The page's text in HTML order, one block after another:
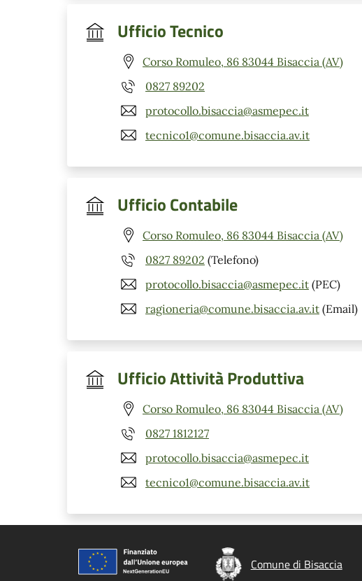
Ufficio Tecnico
Corso Romuleo, 86 83044 Bisaccia (AV)
0827 89202
protocollo.bisaccia@asmepec.it
tecnico1@comune.bisaccia.av.it
Ufficio Contabile
Corso Romuleo, 86 83044 Bisaccia (AV)
0827 89202 (Telefono)
protocollo.bisaccia@asmepec.it (PEC)
ragioneria@comune.bisaccia.av.it (Email)
Ufficio Attività Produttiva
Corso Romuleo, 86 83044 Bisaccia (AV)
0827 1812127
protocollo.bisaccia@asmepec.it
tecnico1@comune.bisaccia.av.it
Comune di Bisaccia